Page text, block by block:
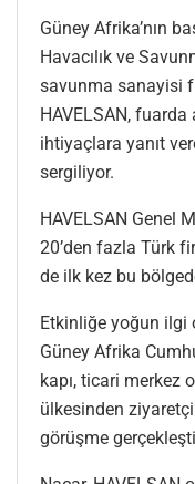
Güney Afrika’nın
Havacılık ve
savunma sanayisi
HAVELSAN,
ihtiyaçlara yanıt
sergiliyor.
HAVELSAN Genel
20’den fazla Türk
de ilk kez bu
Etkinliğe yoğun ilgi
Güney Afrika
kapı, ticari merkez
ülkesinden
görüşme